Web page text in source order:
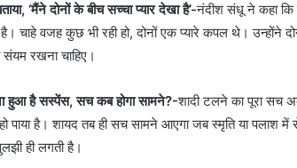
‘मैंने दोनों के बीच सच्चा प्यार देखा है’-नंदीश संधू ने कहा कि
है। चाहे वजह कुछ भी रही हो, दोनों एक प्यारे कपल थे। उन्होंने
रखना चाहिए।
हुआ है सस्पेंस, सच कब होगा सामने?-शादी टलने का पूरा सच
पाया है। शायद तब ही सच सामने आएगा जब स्मृति या
ही लगती है।